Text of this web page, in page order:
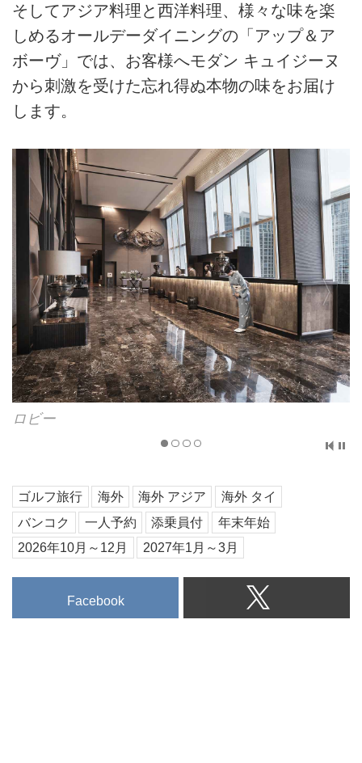
そしてアジア料理と西洋料理、様々な味を楽
しめるオールデーダイニングの「アップ＆ア
ボーヴ」では、お客様へモダン キュイジーヌ
から刺激を受けた忘れ得ぬ本物の味をお届け
します。
ロビー
ゴルフ旅行 海外 海外 アジア
海外 タイ
バンコク
一人予約 添乗員付
年末年始
2026年10月～12月
2027年1月～3月
Facebook